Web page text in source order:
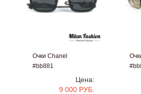
Очки Chanel
#bb881
Цена:
9 000 РУБ.